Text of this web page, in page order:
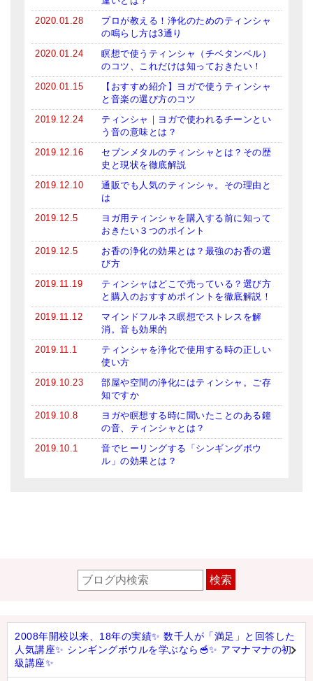
2020.01.28
プロが教える！浄化のためのティンシャ
の鳴らし方は3通り
2020.01.24
瞑想で使うティンシャ（チベタンベル）
のコツ、これだけは知っておきたい！
2020.01.15
【おすすめ紹介】ヨガで使うティンシャ
と音楽の選び方のコツ
2019.12.24
ティンシャ｜ヨガで使われるチーンとい
う音の意味とは？
2019.12.16
セブンメタルのティンシャとは？その歴
史と現状を徹底解説
2019.12.10
通販でも人気のティンシャ。その理由と
は
2019.12.5
ヨガ用ティンシャを購入する前に知って
おきたい３つのポイント
2019.12.5
お香の浄化の効果とは？最強のお香の選
び方
2019.11.19
ティンシャはどこで売っている？選び方
と購入のおすすめポイントを徹底解説！
2019.11.12
マインドフルネス瞑想でストレスを解
消。音も効果的
2019.11.1
ティンシャを浄化で使用する時の正しい
使い方
2019.10.23
部屋や空間の浄化にはティンシャ。ご存
知ですか
2019.10.8
ヨガや瞑想する時に聞いたことのある鐘
の音、ティンシャとは？
2019.10.1
音でヒーリングする「シンギングボウ
ル」の効果とは？
検索
2008年開校以来、18年の実績✨ 数千人が「満足」と回答した
人気講座✨ シンギングボウルを学ぶなら🥣✨ アマナマナの初
級講座✨